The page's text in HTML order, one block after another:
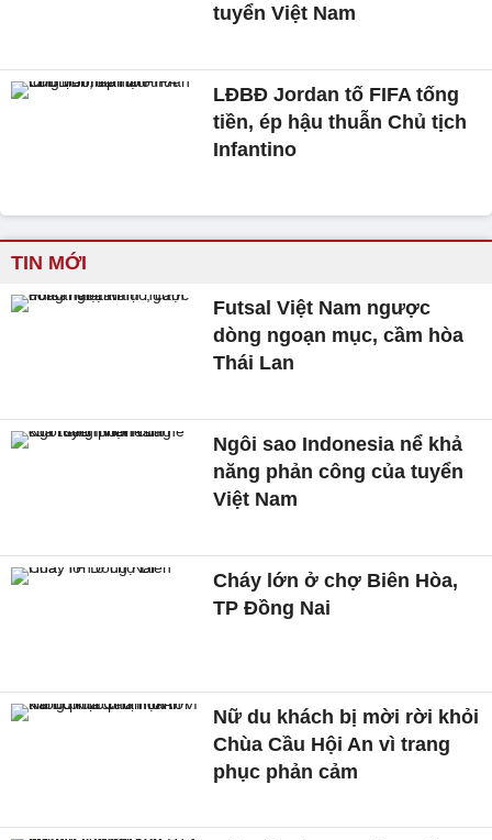
tuyển Việt Nam
LĐBĐ Jordan tố FIFA tống
tiền, ép hậu thuẫn Chủ tịch
Infantino
TIN MỚI
Futsal Việt Nam ngược
dòng ngoạn mục, cầm hòa
Thái Lan
Ngôi sao Indonesia nể khả
năng phản công của tuyển
Việt Nam
Cháy lớn ở chợ Biên Hòa,
TP Đồng Nai
Nữ du khách bị mời rời khỏi
Chùa Cầu Hội An vì trang
phục phản cảm